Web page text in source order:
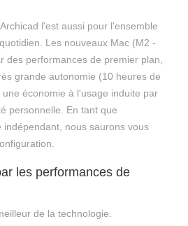
l'est aussi pour l'ensemble
Les nouveaux Mac (M2 -
des performances de premier plan,
grande autonomie (10 heures de
économie à l'usage induite par
personnelle. En tant que
indépendant, nous saurons vous
les performances de
de la technologie.